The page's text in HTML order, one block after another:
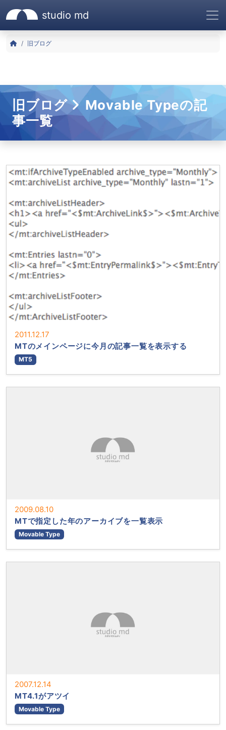
株式会社スタジオエムディ
サイトメニュー
studio md
サイトヘッダー
サイトナビゲーション
ヒーローエリア
コンテンツエリア
パンくずリスト
HOME 旧ブログ
旧ブログ
Movable Typeの記
事一覧
2011.12.17
MTのメインページに今月の記事一覧を表示する
MT5
2009.08.10
MTで指定した年のアーカイブを一覧表示
Movable Type
2007.12.14
MT4.1がアツイ
Movable Type